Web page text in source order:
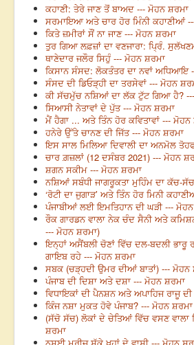
ਕਹਾਣੀ: ਤੇਰੇ ਜਾਣ ਤੋਂ ਬਾਅਦ --- ਮੋਹਨ ਸ਼ਰਮਾ
ਸਰਮਾਇਆ ਅਤੇ ਚਾਰ ਹੋਰ ਮਿੰਨੀ ਕਹਾਣੀਆਂ
ਕਿਤੇ ਜ਼ਮੀਰਾਂ ਸੌਂ ਨਾ ਜਾਣ --- ਮੋਹਨ ਸ਼ਰਮਾ
ਤੁਰ ਗਿਆ ਲਫ਼ਜ਼ਾਂ ਦਾ ਵਣਜਾਰਾ: ਪ੍ਰਿੰ.
ਥਾਣੇਦਾਰ ਜਲੌਰ ਸਿਹੁੰ --- ਮੋਹਨ ਸ਼ਰਮਾ
ਕਿਸਾਨ ਸੰਸਦ: ਲੋਕਤੰਤਰ ਦਾ ਨਵਾਂ ਅਧਿਆਇ
ਸੰਸਦ ਦੀ ਡਿਓੜ੍ਹੀ ਦਾ ਤਰਸੇਵਾਂ --- ਮੋਹਨ
ਕੀ ਸੱਚਮੁੱਚ ਨਸ਼ਿਆਂ ਦਾ ਲੱਕ ਟੁੱਟ ਗਿਆ ਹੈ?
ਸਿਆਸੀ ਨੇਤਾਵਾਂ ਦੇ ਪੁੱਤ --- ਮੋਹਨ ਸ਼ਰਮਾ
ਮੈਂ ਹੈਗਾ ... ਅਤੇ ਤਿੰਨ ਹੋਰ ਕਵਿਤਾਵਾਂ --- ਮੋਹਨ
ਹਨੇਰੇ ਉੱਤੇ ਚਾਨਣ ਦੀ ਜਿੱਤ --- ਮੋਹਨ ਸ਼ਰਮਾ
ਇਸ ਸਾਲ ਮਿਲਿਆ ਦਿਵਾਲੀ ਦਾ ਅਨਮੋਲ
ਚਾਰ ਗ਼ਜ਼ਲਾਂ (12 ਦਸੰਬਰ 2021) --- ਮੋਹਨ
ਸ਼ਗਨ ਸਕੀਮ --- ਮੋਹਨ ਸ਼ਰਮਾ
ਨਸ਼ਿਆਂ ਸਬੰਧੀ ਜਾਗਰੂਕਤਾ ਮੁਹਿੰਮ ਦਾ ਕੱਚ-
‘ਰੋਟੀ ਦਾ ਜੁਗਾੜ’ ਅਤੇ ਤਿੰਨ ਹੋਰ ਮਿਨੀ
ਪੰਜਾਬੀਆਂ ਲਈ ਇਮਤਿਹਾਨ ਦੀ ਘੜੀ ---
ਰੌਕ ਗਾਰਡਨ ਵਾਲਾ ਨੇਕ ਚੰਦ ਸੈਨੀ ਅਤੇ
--- ਮੋਹਨ ਸ਼ਰਮਾ)
ਇਨ੍ਹਾਂ ਅਸੈਂਬਲੀ ਚੋਣਾਂ ਵਿੱਚ ਦਲ-ਬਦਲੀ ਭਾਰੂ
ਗਾਇਬ ਰਹੇ --- ਮੋਹਨ ਸ਼ਰਮਾ
ਸਬਕ (ਚੜ੍ਹਦੀ ਉਮਰ ਦੀਆਂ ਬਾਤਾਂ) --- ਮੋਹਨ
ਪੰਜਾਬ ਦੀ ਦਿਸ਼ਾ ਅਤੇ ਦਸ਼ਾ --- ਮੋਹਨ ਸ਼ਰਮਾ
ਵਿਧਾਇਕਾਂ ਦੀ ਪੈਨਸ਼ਨ ਅਤੇ ਅਪਾਹਿਜ ਰਾਜੂ
ਕਿੰਜ ਨਸ਼ਾ ਮੁਕਤ ਹੋਵੇ ਪੰਜਾਬ? --- ਮੋਹਨ ਸ਼ਰਮਾ
(ਸੱਚੋ ਸੱਚ) ਲੋਕਾਂ ਦੇ ਚੇਤਿਆਂ ਵਿੱਚ ਵਸਣ
ਸ਼ਰਮਾ